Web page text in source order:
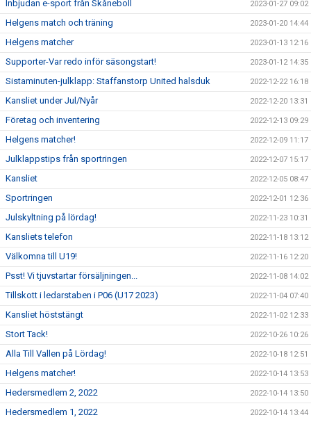
Inbjudan e-sport från Skåneboll 2023-01-27 09:02
Helgens match och träning 2023-01-20 14:44
Helgens matcher 2023-01-13 12:16
Supporter-Var redo inför säsongstart! 2023-01-12 14:35
Sistaminuten-julklapp: Staffanstorp United halsduk 2022-12-22 16:18
Kansliet under Jul/Nyår 2022-12-20 13:31
Företag och inventering 2022-12-13 09:29
Helgens matcher! 2022-12-09 11:17
Julklappstips från sportringen 2022-12-07 15:17
Kansliet 2022-12-05 08:47
Sportringen 2022-12-01 12:36
Julskyltning på lördag! 2022-11-23 10:31
Kansliets telefon 2022-11-18 13:12
Välkomna till U19! 2022-11-16 12:20
Psst! Vi tjuvstartar försäljningen... 2022-11-08 14:02
Tillskott i ledarstaben i P06 (U17 2023) 2022-11-04 07:40
Kansliet höststängt 2022-11-02 12:33
Stort Tack! 2022-10-26 10:26
Alla Till Vallen på Lördag! 2022-10-18 12:51
Helgens matcher! 2022-10-14 13:53
Hedersmedlem 2, 2022 2022-10-14 13:50
Hedersmedlem 1, 2022 2022-10-14 13:44